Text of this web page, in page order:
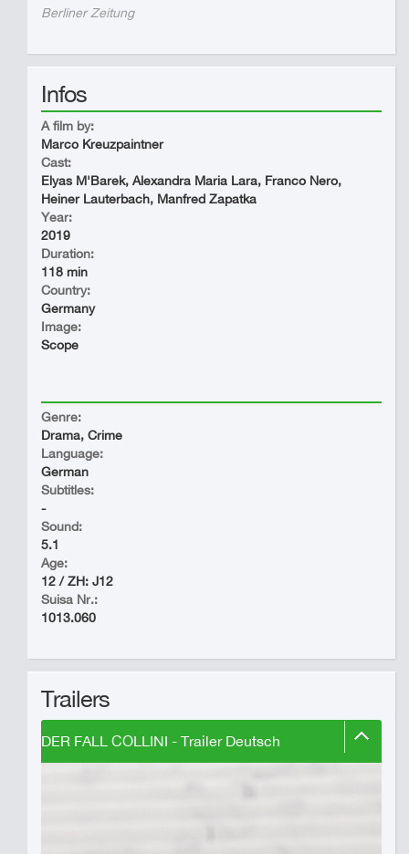
Berliner Zeitung
Infos
A film by:
Marco Kreuzpaintner
Cast:
Elyas M'Barek, Alexandra Maria Lara, Franco Nero,
Heiner Lauterbach, Manfred Zapatka
Year:
2019
Duration:
118 min
Country:
Germany
Image:
Scope
Genre:
Drama, Crime
Language:
German
Subtitles:
-
Sound:
5.1
Age:
12 / ZH: J12
Suisa Nr.:
1013.060
Trailers
DER FALL COLLINI - Trailer Deutsch